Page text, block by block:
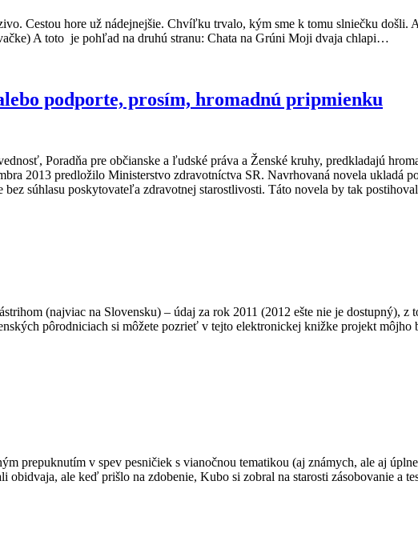
Cestou hore už nádejnejšie. Chvíľku trvalo, kým sme k tomu slniečku
A toto je pohľad na druhú stranu: Chata na Grúni Moji dvaja chlapi…
podporte, prosím, hromadnú pripmienku
Poradňa pre občianske a ľudské práva a Ženské kruhy, predkladajú
2013 predložilo Ministerstvo zdravotníctva SR. Navrhovaná novela ukladá
súhlasu poskytovateľa zdravotnej starostlivosti. Táto novela by tak
(najviac na Slovensku) – údaj za rok 2011 (2012 ešte nie je dostupný),
pôrodniciach si môžete pozrieť v tejto elektronickej knižke projekt
prepuknutím v spev pesničiek s vianočnou tematikou (aj známych, ale aj
obidvaja, ale keď prišlo na zdobenie, Kubo si zobral na starosti zásobovanie